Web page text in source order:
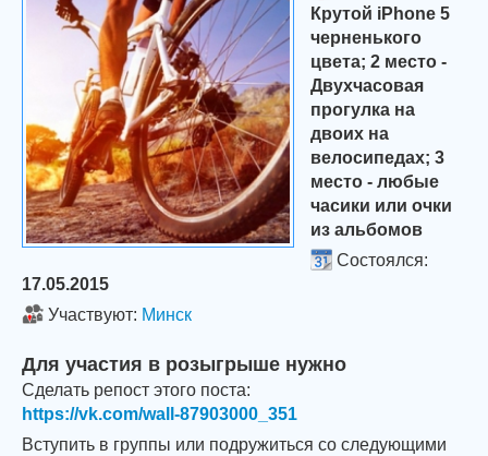
Крутой iPhone 5
черненького
цвета; 2 место -
Двухчасовая
прогулка на
двоих на
велосипедах; 3
место - любые
часики или очки
из альбомов
Состоялся:
17.05.2015
Участвуют: Минск
Для участия в розыгрыше нужно
Сделать репост этого поста:
https://vk.com/wall-87903000_351
Вступить в группы или подружиться со следующими